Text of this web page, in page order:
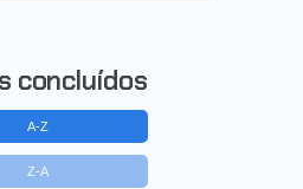
concluídos
A-Z
Z-A